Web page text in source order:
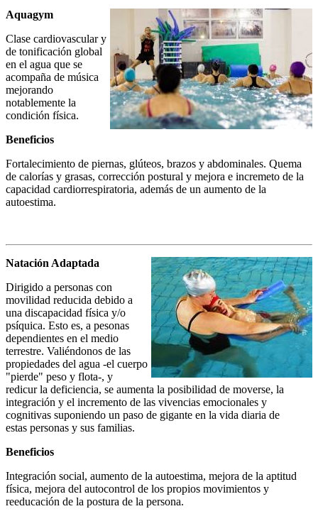
Aquagym
Clase cardiovascular y
de tonificación global
en el agua que se
acompaña de música
mejorando
notablemente la
condición física.
Beneficios
Fortalecimiento de piernas, glúteos, brazos y abdominales. Quema
de calorías y grasas, corrección postural y mejora e incremeto de la
capacidad cardiorrespiratoria, además de un aumento de la
autoestima.
Natación Adaptada
Dirigido a personas con
movilidad reducida debido a
una discapacidad física y/o
psíquica. Esto es, a pesonas
dependientes en el medio
terrestre. Valiéndonos de las
propiedades del agua -el cuerpo
"pierde" peso y flota-, y
redicur la deficiencia, se aumenta la posibilidad de moverse, la
integración y el incremento de las vivencias emocionales y
cognitivas suponiendo un paso de gigante en la vida diaria de
estas personas y sus familias.
Beneficios
Integración social, aumento de la autoestima, mejora de la aptitud
física, mejora del autocontrol de los propios movimientos y
reeducación de la postura de la persona.